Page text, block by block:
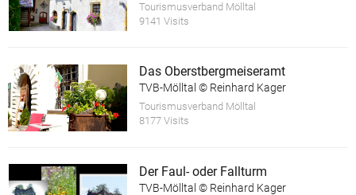
Tourismusverband Mölltal
9141 Visits
Das Oberstbergmeiseramt
TVB-Mölltal © Reinhard Kager
Tourismusverband Mölltal
8177 Visits
Der Faul- oder Fallturm
TVB-Mölltal © Reinhard Kager